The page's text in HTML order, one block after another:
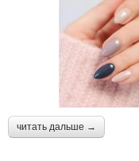
читать дальше →